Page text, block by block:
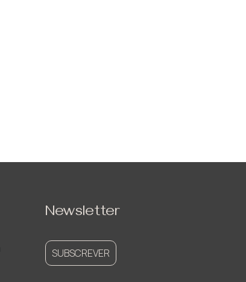
Newsletter
SUBSCREVER